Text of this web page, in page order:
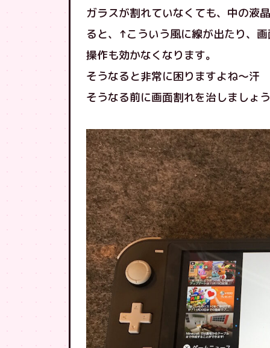
ガラスが割れていなくても、中の液
ると、↑こういう風に線が出たり、
操作も効かなくなります。
そうなると非常に困りますよね〜汗
そうなる前に画面割れを治しましょ